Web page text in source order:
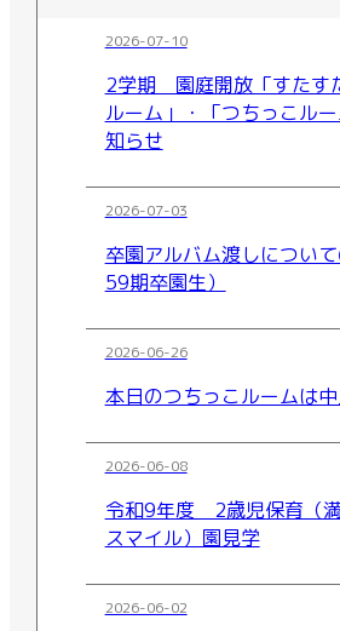
2026-07-10
2学期 園庭開放「すたす
ルーム」・「つちっこル
知らせ
2026-07-03
卒園アルバム渡しについ
59期卒園生）
2026-06-26
本日のつちっこルームは
2026-06-08
令和9年度 2歳児保育（満
スマイル）園見学
2026-06-02